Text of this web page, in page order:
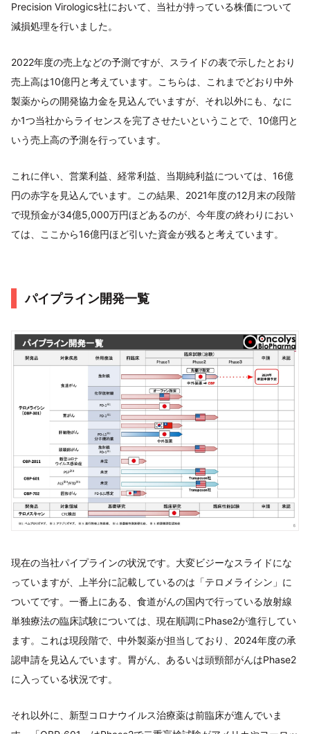
Precision Virologics社において、当社が持っている株価について
減損処理を行いました。
2022年度の売上などの予測ですが、スライドの表で示したとおり
売上高は10億円と考えています。こちらは、これまでどおり中外
製薬からの開発協力金を見込んでいますが、それ以外にも、なに
か1つ当社からライセンスを完了させたいということで、10億円と
いう売上高の予測を行っています。
これに伴い、営業利益、経常利益、当期純利益については、16億
円の赤字を見込んでいます。この結果、2021年度の12月末の段階
で現預金が34億5,000万円ほどあるのが、今年度の終わりにおい
ては、ここから16億円ほど引いた資金が残ると考えています。
パイプライン開発一覧
現在の当社パイプラインの状況です。大変ビジーなスライドにな
っていますが、上半分に記載しているのは「テロメライシン」に
ついてです。一番上にある、食道がんの国内で行っている放射線
単独療法の臨床試験については、現在順調にPhase2が進行してい
ます。これは現段階で、中外製薬が担当しており、2024年度の承
認申請を見込んでいます。胃がん、あるいは頭頸部がんはPhase2
に入っている状況です。
それ以外に、新型コロナウイルス治療薬は前臨床が進んでいま